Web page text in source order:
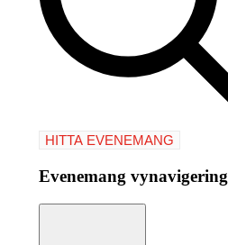
HITTA EVENEMANG
Evenemang vynavigering